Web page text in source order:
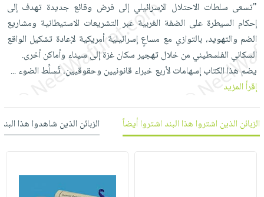
العناية
بالأسنان
الحمية
والتغذية
أدوات
المائدة
الأوعية
والتخزين
أدوات
الأكثر
مبيعاً
العودة
للمدارس
اكسسوارات
كتب
اكسسوارات
منزلية
شحن
مجاني
بنود
مختارة
اشتراكات
كل
الاشتراكات
صندوق
بحث
متقدم
"تسعى سلطات الاحتلال الإسرائيلي إلى فرض وقائع جديدة تهدف إلى
إحكام السيطرة على الضفة الغربية عبر التشريعات الاستيطانية ومشاريع
الضم والتهويد، بالتوازي مع مساعٍ إسرائيلية أمريكية لإعادة تشكيل الواقع
السكاني الفلسطيني من خلال تهجير سكان غزة إلى سيناء وأماكن أخرى.
يضم هذا الكتاب إسهامات لأربع خبراء قانونيين وحقوقيين، تُسلِّط الضوء...
إقرأ المزيد
الزبائن الذين اشتروا هذا البند اشتروا أيضاً الزبائن الذين شاهدوا هذا